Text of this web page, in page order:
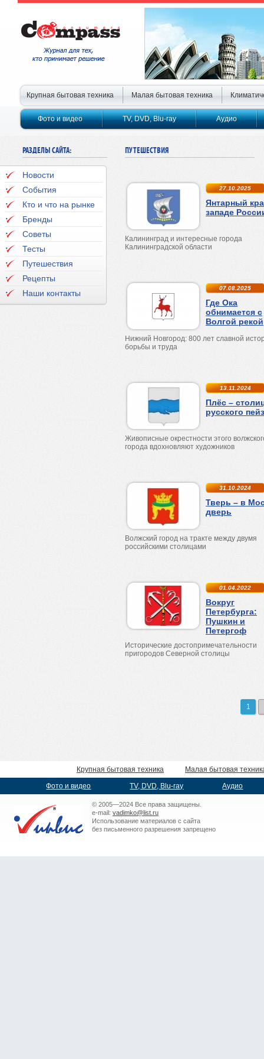
РАЗДЕЛЫ САЙТА:
Новости
События
Кто и что на рынке
Бренды
Советы
Тесты
Путешествия
Рецепты
Наши контакты
ПУТЕШЕСТВИЯ
27.10.2025
Янтарный
западе
Калининград и интересные города
Калининградской области
07.08.2025
Где Ока
обнимается с
Волгой рекой
Нижний Новгород: 800 лет славной
борьбы и труда
13.11.2024
Плёс –
русского
Живописные окрестности этого
города вдохновляют художников
31.10.2024
Тверь – в
дверь
Волжский город на тракте между двумя
российскими столицами
01.04.2022
Вокруг
Петербурга:
Пушкин и
Петергоф
Исторические достопримечательности
пригородов Северной столицы
1
Крупная бытовая техника Малая бытовая техника
Фото и видео TV, DVD, Blu-ray Аудио
Крупная бытовая техника
Малая бытовая
Фото и видео
TV, DVD, Blu-ray Аудио
© 2005—2024 Все права защищены.
e-mail: vadimko@list.ru
Использование материалов с сайта
без письменного разрешения запрещено